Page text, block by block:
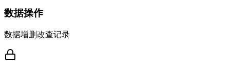
数据操作
数据增删改查记录